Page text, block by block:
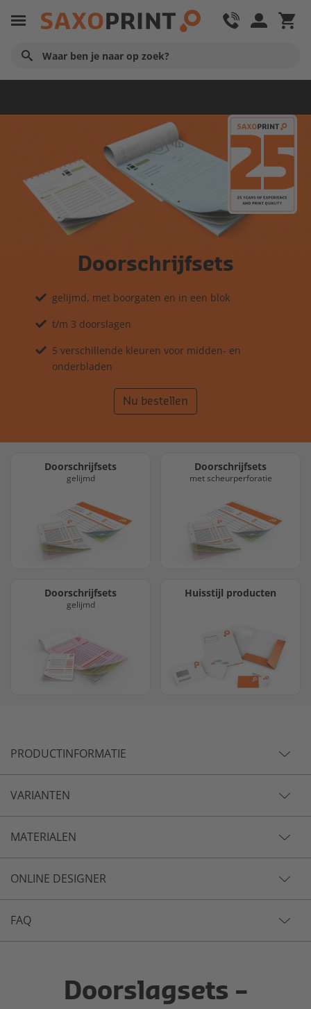
Doorschrijfsets
gelijmd, met boorgaten en in een blok
t/m 3 doorslagen
5 verschillende kleuren voor midden- en
onderbladen
Nu bestellen
Doorschrijfsets
gelijmd
Doorschrijfsets
met scheurperforatie
Doorschrijfsets
gelijmd
Huisstijl producten
PRODUCTINFORMATIE
VARIANTEN
MATERIALEN
ONLINE DESIGNER
FAQ
Doorslagsets –